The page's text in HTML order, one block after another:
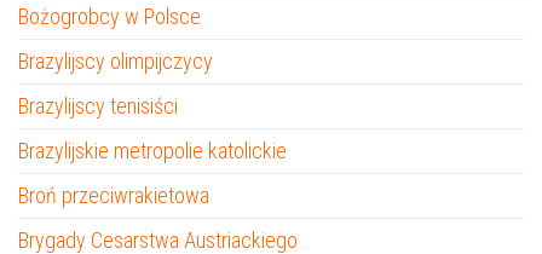
Bożogrobcy w Polsce
Brazylijscy olimpijczycy
Brazylijscy tenisiści
Brazylijskie metropolie katolickie
Broń przeciwrakietowa
Brygady Cesarstwa Austriackiego